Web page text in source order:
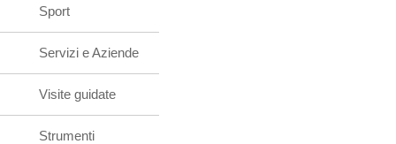
Sport
Servizi e Aziende
Visite guidate
Strumenti